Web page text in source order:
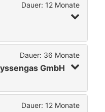
Dauer: 12 Monate
Dauer: 36 Monate
GmbH
Dauer: 12 Monate